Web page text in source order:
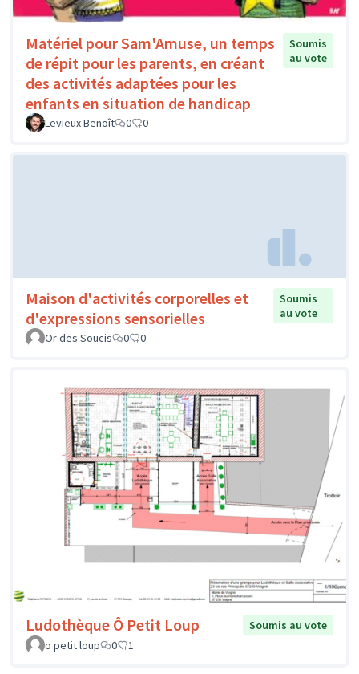
Matériel pour Sam'Amuse, un temps
de répit pour les parents, en créant
des activités adaptées pour les
enfants en situation de handicap
Soumis
au vote
Levieux Benoît 0 0
Maison d'activités corporelles et
d'expressions sensorielles
Soumis
au vote
Or des Soucis
0 0
Ludothèque Ô Petit Loup
Soumis au vote
o petit loup
0 1